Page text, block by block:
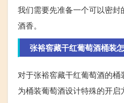
我们需要先准备一个可以密
酒香。
张裕窖藏干红葡萄酒桶装
对于张裕窖藏干红葡萄酒的
为桶装葡萄酒设计特殊的开启